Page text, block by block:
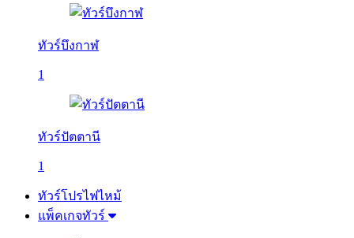
ทัวร์บึงกาฬ
1
ทัวร์ปัตตานี
1
ทัวร์โปรไฟไหม้
แพ็คเกจทัวร์